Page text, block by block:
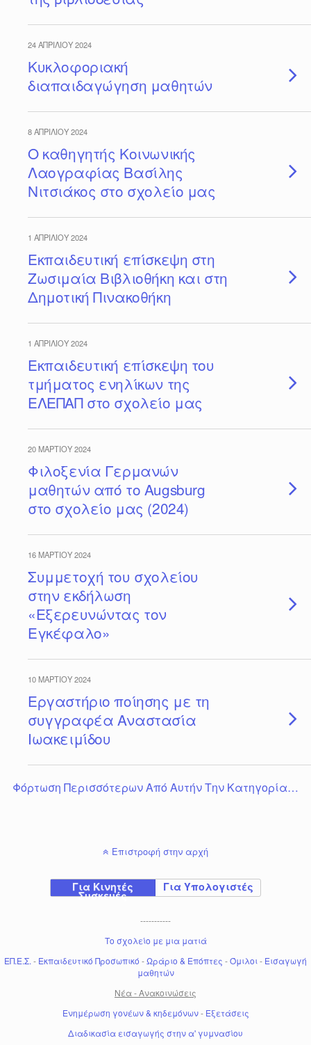
24 ΑΠΡΙΛΊΟΥ 2024
Κυκλοφοριακή
διαπαιδαγώγηση μαθητών
8 ΑΠΡΙΛΊΟΥ 2024
Ο καθηγητής Κοινωνικής
Λαογραφίας Βασίλης
Νιτσιάκος στο σχολείο μας
1 ΑΠΡΙΛΊΟΥ 2024
Εκπαιδευτική επίσκεψη στη
Ζωσιμαία Βιβλιοθήκη και στη
Δημοτική Πινακοθήκη
1 ΑΠΡΙΛΊΟΥ 2024
Εκπαιδευτική επίσκεψη του
τμήματος ενηλίκων της
ΕΛΕΠΑΠ στο σχολείο μας
20 ΜΑΡΤΊΟΥ 2024
Φιλοξενία Γερμανών
μαθητών από το Augsburg
στο σχολείο μας (2024)
16 ΜΑΡΤΊΟΥ 2024
Συμμετοχή του σχολείου
στην εκδήλωση
«Εξερευνώντας τον
Εγκέφαλο»
10 ΜΑΡΤΊΟΥ 2024
Εργαστήριο ποίησης με τη
συγγραφέα Αναστασία
Ιωακειμίδου
Φόρτωση Περισσότερων Από Αυτήν Την Κατηγορία…
Επιστροφή στην αρχή
Για Κινητές
Συσκευές
Για Υπολογιστές
-----------
Το σχολείο με μια ματιά
ΕΠ.Ε.Σ. - Εκπαιδευτικό Προσωπικό -Ωράριο & Επόπτες -Όμιλοι- Εισαγωγή
μαθητών
Νέα - Ανακοινώσεις
Ενημέρωση γονέων & κηδεμόνων- Εξετάσεις
Διαδικασία εισαγωγής στην α' γυμνασίου